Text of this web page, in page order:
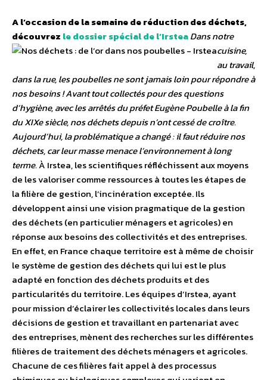
A l’occasion de la semaine de réduction des déchets,
découvrez le dossier spécial de l’IrsteaDans notre
cuisine,
au travail,
dans la rue, les poubelles ne sont jamais loin pour répondre à
nos besoins ! Avant tout collectés pour des questions
d’hygiène, avec les arrêtés du préfet Eugène Poubelle à la fin
du XIXe siècle, nos déchets depuis n’ont cessé de croître.
Aujourd’hui, la problématique a changé : il faut réduire nos
déchets, car leur masse menace l’environnement à long
terme.À Irstea, les scientifiques réfléchissent aux moyens
de les valoriser comme ressources à toutes les étapes de
la filière de gestion, l’incinération exceptée. Ils
développent ainsi une vision pragmatique de la gestion
des déchets (en particulier ménagers et agricoles) en
réponse aux besoins des collectivités et des entreprises.
En effet, en France chaque territoire est à même de choisir
le système de gestion des déchets qui lui est le plus
adapté en fonction des déchets produits et des
particularités du territoire. Les équipes d’Irstea, ayant
pour mission d’éclairer les collectivités locales dans leurs
décisions de gestion et travaillant en partenariat avec
des entreprises, mènent des recherches sur les différentes
filières de traitement des déchets ménagers et agricoles.
Chacune de ces filières fait appel à des processus